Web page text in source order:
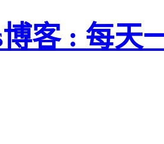
客 : 每天